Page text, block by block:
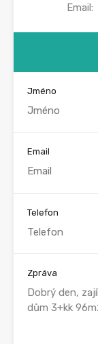
Email:
Jméno
Email
Telefon
Zpráva